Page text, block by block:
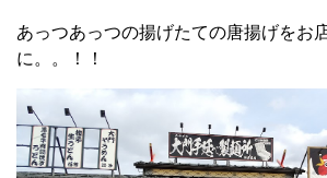
あっつあっつの揚げたての唐揚げをお
に。。！！